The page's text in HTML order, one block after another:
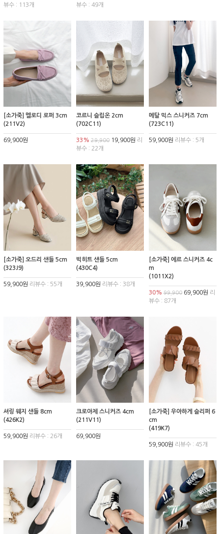
뷰수 : 113개
뷰수 : 49개
[소가죽] 멜로디 로퍼 3cm
(211V2)
69,900원
코르니 슬립온 2cm
(702C11)
33% 29,90019,900원 리
뷰수 : 22개
메탈 믹스 스니커즈 7cm
(723C11)
59,900원 리뷰수 : 5개
[소가죽] 오드리 샌들 5cm
(323J9)
59,900원 리뷰수 : 55개
빅히트 샌들 5cm
(430C4)
39,900원 리뷰수 : 38개
[소가죽] 에르 스니커즈 4c
m
(1011X2)
30% 99,90069,900원 리
뷰수 : 87개
셔링 웨지 샌들 8cm
(426K2)
59,900원 리뷰수 : 26개
크로아제 스니커즈 4cm
(211V11)
69,900원
[소가죽] 우아하게 슬리퍼 6
cm
(419K7)
59,900원 리뷰수 : 45개